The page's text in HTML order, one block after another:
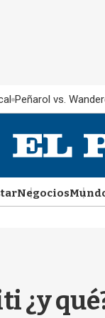
Peñarol vs.
Negocios
¿y